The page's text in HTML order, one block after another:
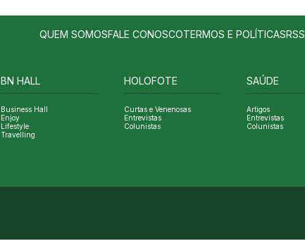
QUEM SOMOSFALE CONOSCOTERMOS E POLÍTICASRSS
BN HALL
Business Hall
Enjoy
Lifestyle
Travelling
HOLOFOTE
Curtas e Venenosas
Entrevistas
Colunistas
SAÚDE
Artigos
Entrevistas
Colunistas